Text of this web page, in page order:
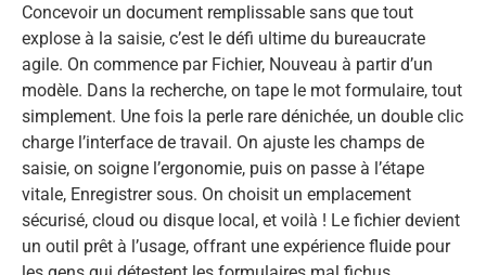
Concevoir un document remplissable sans que tout
explose à la saisie, c’est le défi ultime du bureaucrate
agile. On commence par Fichier, Nouveau à partir d’un
modèle. Dans la recherche, on tape le mot formulaire, tout
simplement. Une fois la perle rare dénichée, un double clic
charge l’interface de travail. On ajuste les champs de
saisie, on soigne l’ergonomie, puis on passe à l’étape
vitale, Enregistrer sous. On choisit un emplacement
sécurisé, cloud ou disque local, et voilà ! Le fichier devient
un outil prêt à l’usage, offrant une expérience fluide pour